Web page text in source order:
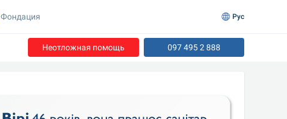
Неотложная помощь 097 495 2 888
Фондация Рус